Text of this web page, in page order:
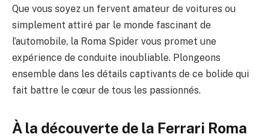
Que vous soyez un fervent amateur de voitures ou
simplement attiré par le monde fascinant de
l’automobile, la Roma Spider vous promet une
expérience de conduite inoubliable. Plongeons
ensemble dans les détails captivants de ce bolide qui
fait battre le cœur de tous les passionnés.
À la découverte de la Ferrari Roma